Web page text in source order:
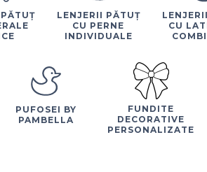
LENJERII PĂTUȚ
CU PERNE
INDIVIDUALE
CU
PUFOSEI BY
PAMBELLA
FUNDITE
DECORATIVE
PERSONALIZATE